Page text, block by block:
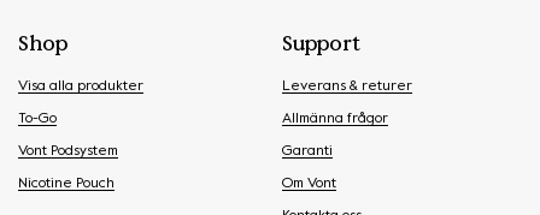
Shop
Visa alla produkter
To-Go
Vont Podsystem
Nicotine Pouch
Support
Leverans & returer
Allmänna frågor
Garanti
Om Vont